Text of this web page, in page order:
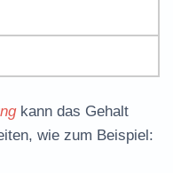
kann das Gehalt
wie zum Beispiel: